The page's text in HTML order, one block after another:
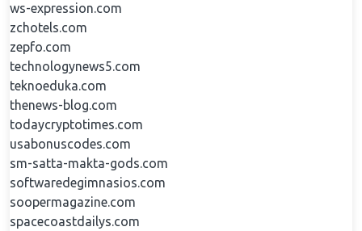
ws-expression.com
zchotels.com
zepfo.com
technologynews5.com
teknoeduka.com
thenews-blog.com
todaycryptotimes.com
usabonuscodes.com
sm-satta-makta-gods.com
softwaredegimnasios.com
soopermagazine.com
spacecoastdailys.com